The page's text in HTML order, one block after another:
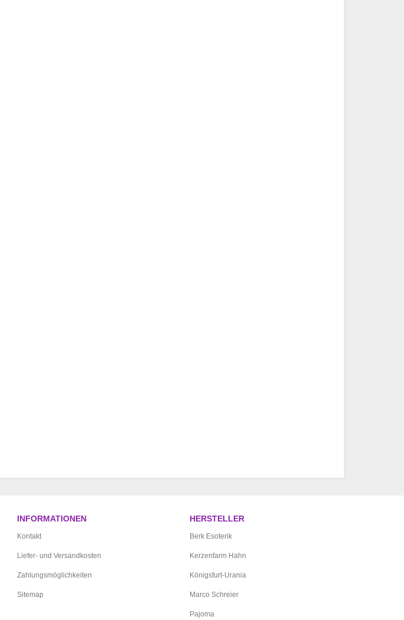
INFORMATIONEN
Kontakt
Liefer- und Versandkosten
Zahlungsmöglichkeiten
Sitemap
HERSTELLER
Berk Esoterik
Kerzenfarm Hahn
Königsfurt-Urania
Marco Schreier
Pajoma